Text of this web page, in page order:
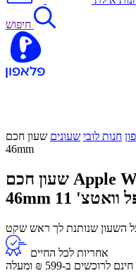
חיפוש
חנות לובי שעונים שעון חכם Apple Watch Series 11 eSIM
46mm
שעון חכם Apple Watch Series 11 eSIM
46mm
השעון שנותנת לך ראש שקט
אחריות לכל החיים
לרוכשים ב-599 ₪ ומעלה